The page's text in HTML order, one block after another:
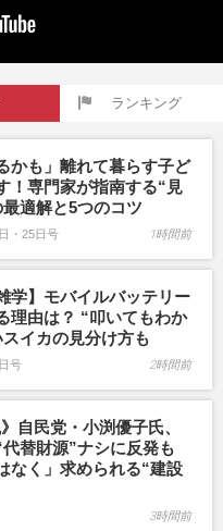
ランキング
かも」離れて暮らす子ど
！専門家が指南する“見
適解と5つのコツ
・25日号 1時間前
学】モバイルバッテリー
理由は？ “叩いてもわか
イカの見分け方も
号 2時間前
自民党・小渕優子氏、
替財源”ナシに反発も
なく」求められる“建設
3時間前